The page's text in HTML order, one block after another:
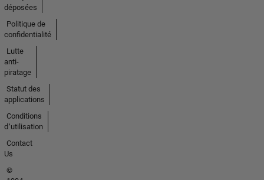
déposées
Politique de
confidentialité
Lutte
anti-
piratage
Statut des
applications
Conditions
d՚utilisation
Contact
Us
©